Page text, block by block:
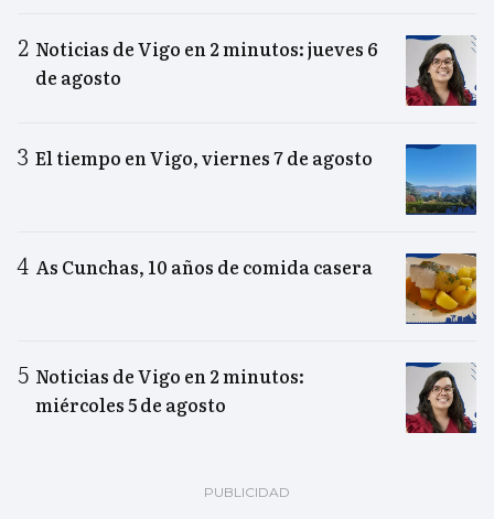
Noticias de Vigo en 2 minutos: jueves 6
de agosto
El tiempo en Vigo, viernes 7 de agosto
As Cunchas, 10 años de comida casera
Noticias de Vigo en 2 minutos:
miércoles 5 de agosto